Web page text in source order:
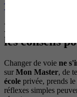
Travailler dans le droit
les conseils
Changer de voie ne
sur Mon Master, de
école privée, prends
réflexes simples